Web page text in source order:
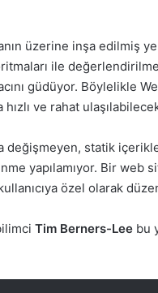
üzerine inşa edilmiş
ile
güdüyor. Böylelikle
ve rahat
değişmeyen, statik
yapılamıyor. Bir web
özel olarak
Tim Berners-Lee bu